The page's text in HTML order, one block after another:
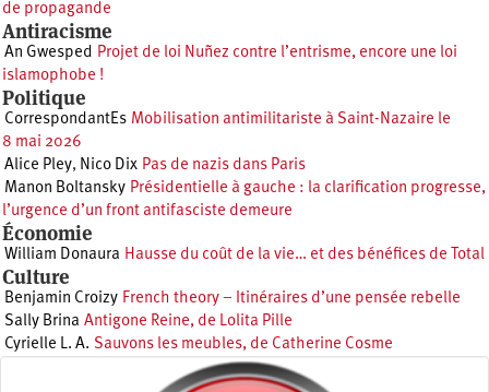
de propagande
Antiracisme
An Gwesped Projet de loi Nuñez contre l’entrisme, encore une loi
islamophobe !
Politique
CorrespondantEs Mobilisation antimilitariste à Saint-Nazaire le
8 mai 2026
Alice Pley, Nico Dix Pas de nazis dans Paris
Manon Boltansky Présidentielle à gauche : la clarification progresse,
l’urgence d’un front antifasciste demeure
Économie
William Donaura Hausse du coût de la vie… et des bénéfices de Total
Culture
Benjamin Croizy French theory – Itinéraires d’une pensée rebelle
Sally Brina Antigone Reine, de Lolita Pille
Cyrielle L. A. Sauvons les meubles, de Catherine Cosme